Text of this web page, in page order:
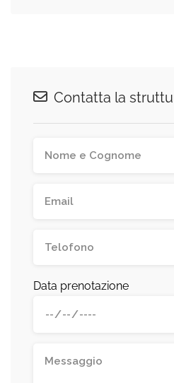
Contatta la
Data prenotazione